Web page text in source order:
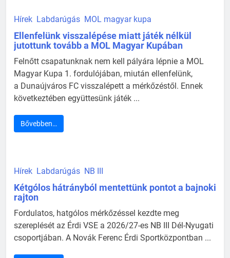
Hírek Labdarúgás MOL magyar kupa
Ellenfelünk visszalépése miatt játék nélkül
jutottunk tovább a MOL Magyar Kupában
Felnőtt csapatunknak nem kell pályára lépnie a MOL
Magyar Kupa 1. fordulójában, miután ellenfelünk,
a Dunaújváros FC visszalépett a mérkőzéstől. Ennek
következtében együttesünk játék ...
Bővebben…
Hírek Labdarúgás NB III
Kétgólos hátrányból mentettünk pontot a bajnoki
rajton
Fordulatos, hatgólos mérkőzéssel kezdte meg
szereplését az Érdi VSE a 2026/27-es NB III Dél-Nyugati
csoportjában. A Novák Ferenc Érdi Sportközpontban ...